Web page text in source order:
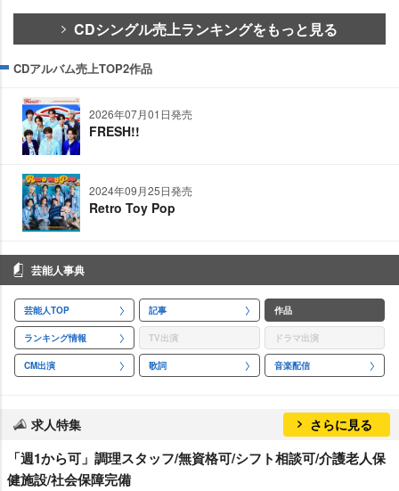
CDシングル売上ランキングをもっと見る
CDアルバム売上TOP2作品
2026年07月01日発売
FRESH!!
2024年09月25日発売
Retro Toy Pop
芸能人事典
芸能人TOP 記事 作品
ランキング情報 TV出演 ドラマ出演
CM出演 歌詞 音楽配信
求人特集 さらに見る
「週1から可」調理スタッフ/無資格可/シフト相談可/介護老人保
健施設/社会保障完備